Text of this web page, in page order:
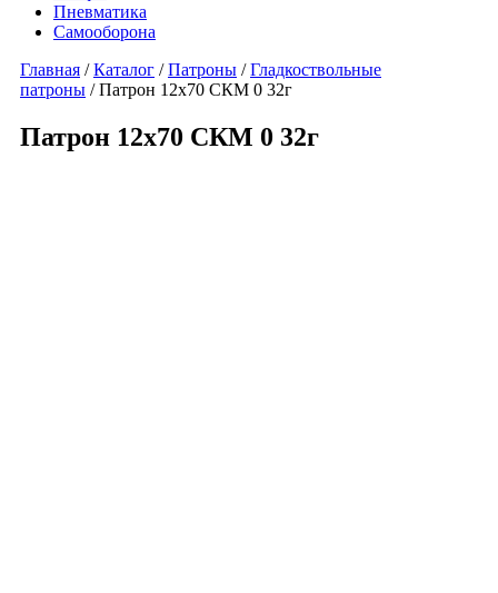
Пневматика
Самооборона
Главная /Каталог /Патроны /Гладкоствольные
патроны / Патрон 12х70 СКМ 0 32г
Патрон 12х70 СКМ 0 32г